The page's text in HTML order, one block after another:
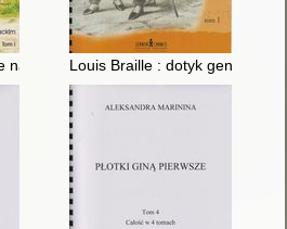
nadzieję : wspomnienie o profesorze
Louis Braille : dotyk geniuszu.